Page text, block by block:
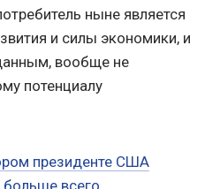
ныне является
и силы экономики, и
вообще не
потенциалу
президенте США
всего